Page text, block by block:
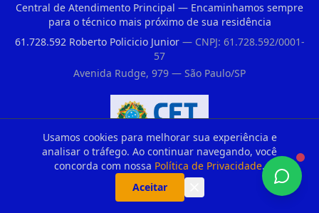
Usamos cookies para melhorar sua experiência e
analisar o tráfego. Ao continuar navegando, você
concorda com nossa Política de Privacidade.
Aceitar
Central de Atendimento Principal — Encaminhamos sempre
para o técnico mais próximo de sua residência
61.728.592 Roberto Policicio Junior— CNPJ: 61.728.592/0001-
57
Avenida Rudge, 979 — São Paulo/SP
Registro CFT nº 33176235860 — Conselho Federal dos Técnicos Industriais
Parceiros Recomendados